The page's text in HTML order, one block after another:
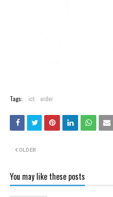
Tags: ict order
OLDER
You may like these posts